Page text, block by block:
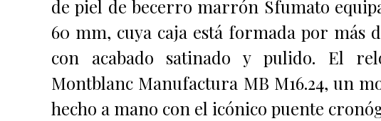
de piel de becerro marrón Sfumato
60 mm, cuya caja está formada por más
con acabado satinado y pulido. El
Montblanc Manufactura MB M16.24, un
hecho a mano con el icónico puente